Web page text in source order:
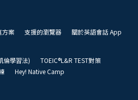
方案 支援的瀏覽器 關於英語會話 App
倫學習法)
TOEIC®L&R TEST對策
Hey! Native Camp